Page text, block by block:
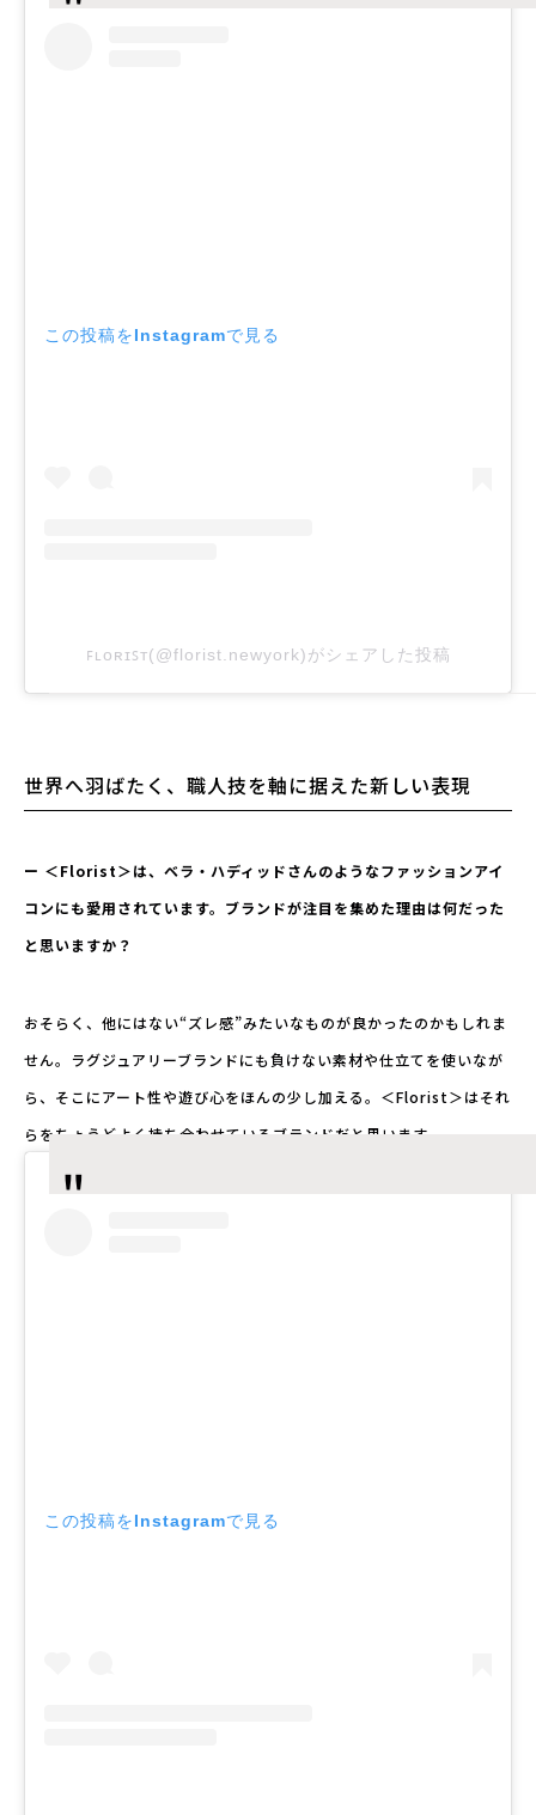
この投稿をInstagramで見る
ꜰʟᴏʀɪꜱᴛ(@florist.newyork)がシェアした投稿
世界へ羽ばたく、職人技を軸に据えた新しい表現
ー ＜Florist＞は、ベラ・ハディッドさんのようなファッションアイ
コンにも愛用されています。ブランドが注目を集めた理由は何だった
と思いますか？
おそらく、他にはない“ズレ感”みたいなものが良かったのかもしれま
せん。ラグジュアリーブランドにも負けない素材や仕立てを使いなが
ら、そこにアート性や遊び心をほんの少し加える。＜Florist＞はそれ
らをちょうどよく持ち合わせているブランドだと思います。
この投稿をInstagramで見る